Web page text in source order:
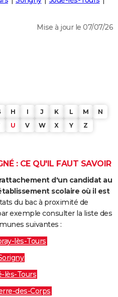
Mise à jour le 07/07/26
H I J K L M
N
U V W X Y Z
: CE QU'IL FAUT SAVOIR
d'un candidat au
scolaire où il est
du bac à proximité de
exemple consulter la liste des
suivantes :
lès-Tours
lès-Tours
des-Corps